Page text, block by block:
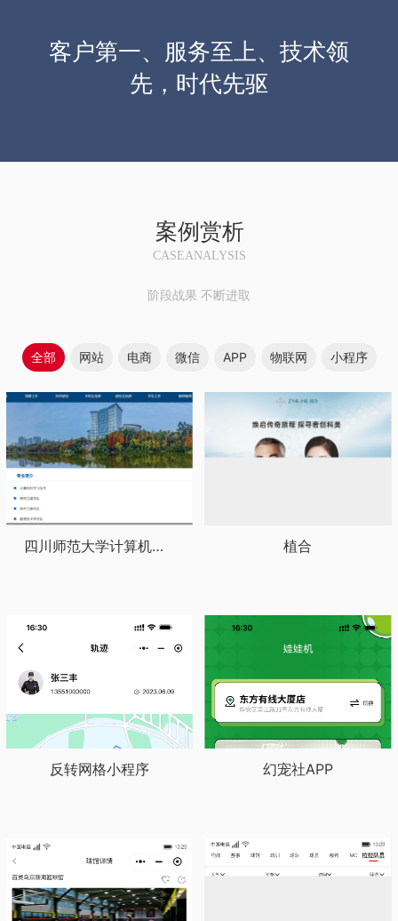
客户第一、服务至上、技术领
先，时代先驱
案例赏析
CASEANALYSIS
阶段战果 不断进取
全部 网站 电商 微信 APP 物联网 小程序
四川师范大学计算机科学学院 植合
反转网格小程序 幻宠社APP